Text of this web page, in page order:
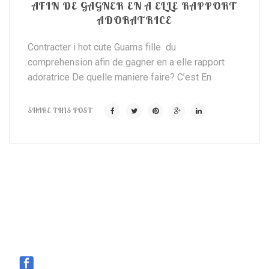
AFIN DE GAGNER EN A ELLE RAPPORT
ADORATRICE
Contracter i hot cute Guams fille du
comprehension afin de gagner en a elle rapport
adoratrice De quelle maniere faire? C’est En
SHARE THIS POST